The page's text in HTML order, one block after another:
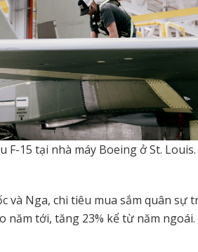
F-15 tại nhà máy Boeing ở St. Louis.
và Nga, chi tiêu mua sắm quân sự
năm tới, tăng 23% kể từ năm